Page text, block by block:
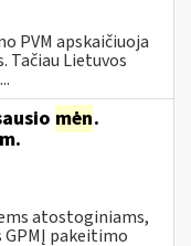
PVM apskaičiuoja
Tačiau Lietuvos
mėn.
atostoginiams,
GPMĮ pakeitimo